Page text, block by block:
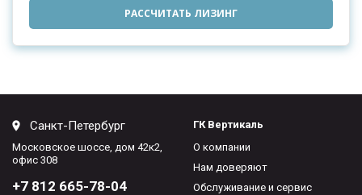
РАССЧИТАТЬ ЛИЗИНГ
Санкт-Петербург
Московское шоссе, дом 42к2,
офис 308
+7 812 665-78-04
ГК Вертикаль
О компании
Нам доверяют
Обслуживание и сервис